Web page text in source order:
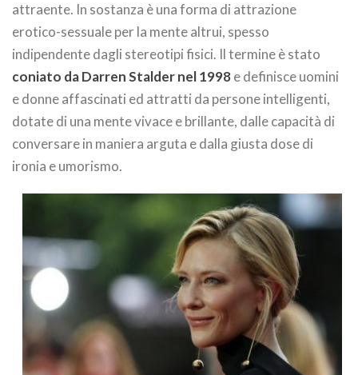
attraente. In sostanza è una forma di attrazione
erotico-sessuale per la mente altrui, spesso
indipendente dagli stereotipi fisici. Il termine è stato
coniato da Darren Stalder nel 1998e definisce uomini
e donne affascinati ed attratti da persone intelligenti,
dotate di una mente vivace e brillante, dalle capacità di
conversare in maniera arguta e dalla giusta dose di
ironia e umorismo.